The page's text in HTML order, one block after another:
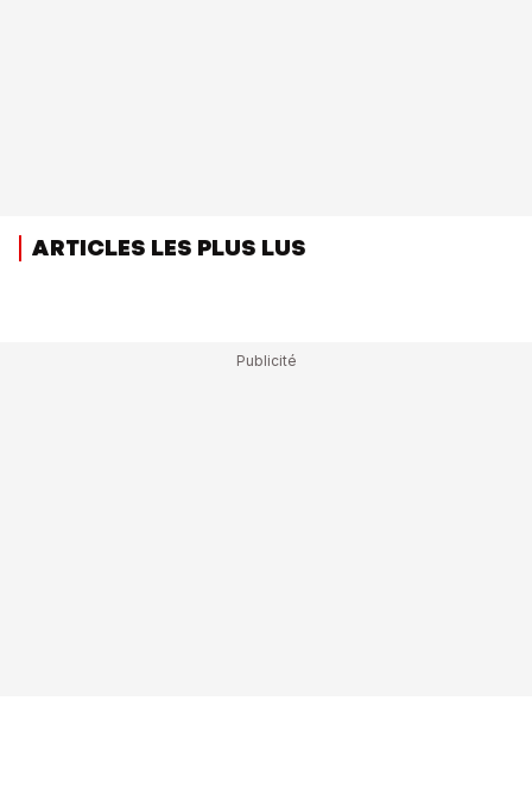
ARTICLES LES PLUS LUS